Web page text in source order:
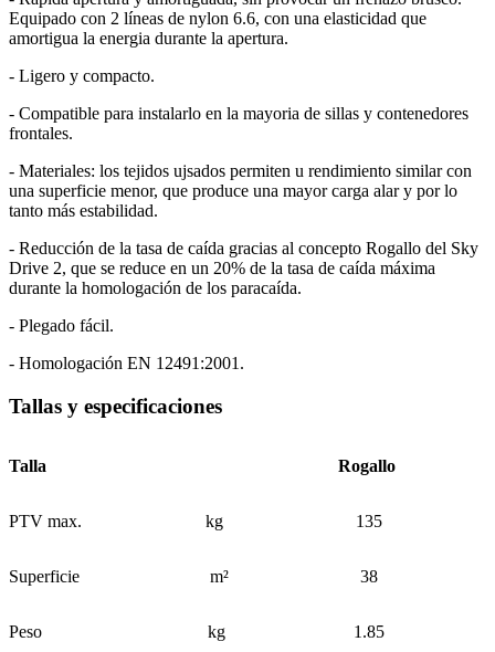
Equipado con 2 líneas de nylon 6.6, con una elasticidad que
amortigua la energia durante la apertura.
- Ligero y compacto.
- Compatible para instalarlo en la mayoria de sillas y contenedores
frontales.
- Materiales: los tejidos ujsados permiten u rendimiento similar con
una superficie menor, que produce una mayor carga alar y por lo
tanto más estabilidad.
- Reducción de la tasa de caída gracias al concepto Rogallo del Sky
Drive 2, que se reduce en un 20% de la tasa de caída máxima
durante la homologación de los paracaída.
- Plegado fácil.
- Homologación EN 12491:2001.
Tallas y especificaciones
Talla Rogallo
PTV max. kg 135
Superficie m² 38
Peso kg 1.85